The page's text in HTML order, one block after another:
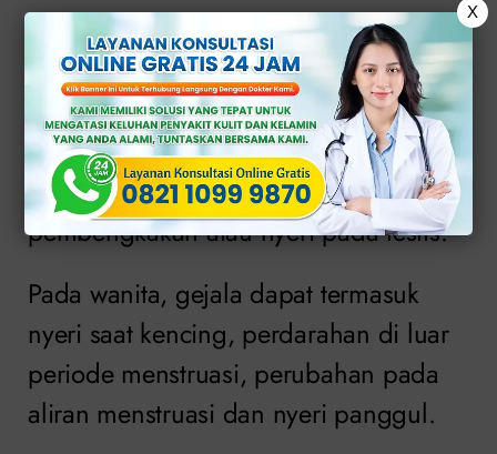
Gonore
Gejala gonore pada pria meliputi nyeri
atau sensasi terbakar saat kencing,
keluarnya cairan dari penis dan
pembengkakan atau nyeri pada testis.
Pada wanita, gejala dapat termasuk
nyeri saat kencing, perdarahan di luar
periode menstruasi, perubahan pada
aliran menstruasi dan nyeri panggul.
X